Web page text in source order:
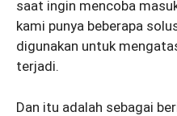
saat ingin mencoba
kami punya beberapa
digunakan untuk
terjadi.
Dan itu adalah sebagai